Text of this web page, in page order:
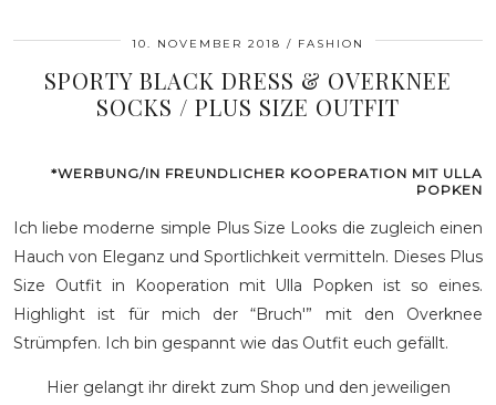
10. NOVEMBER 2018 FASHION
SPORTY BLACK DRESS & OVERKNEE
SOCKS / PLUS SIZE OUTFIT
*WERBUNG/IN FREUNDLICHER KOOPERATION MIT ULLA
POPKEN
Ich liebe moderne simple Plus Size Looks die zugleich einen
Hauch von Eleganz und Sportlichkeit vermitteln. Dieses Plus
Size Outfit in Kooperation mit Ulla Popken ist so eines.
Highlight ist für mich der “Bruch'” mit den Overknee
Strümpfen. Ich bin gespannt wie das Outfit euch gefällt.
Hier gelangt ihr direkt zum Shop und den jeweiligen